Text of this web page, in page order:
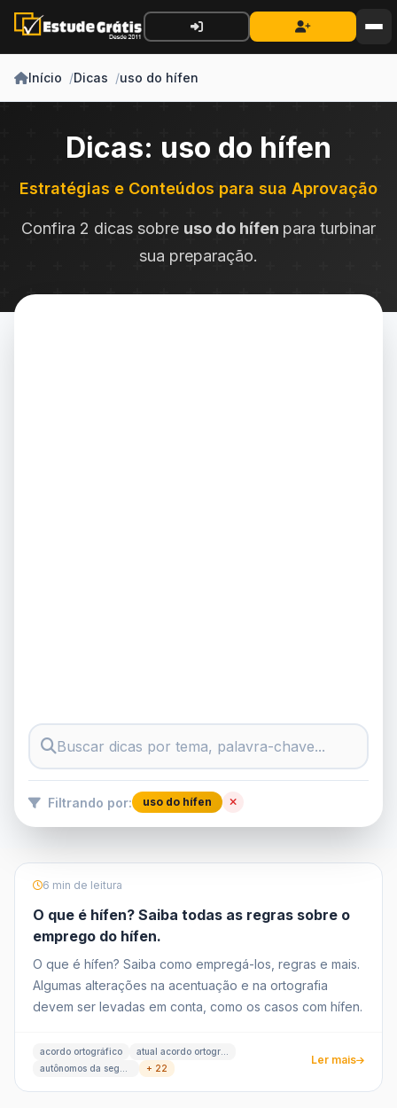
Início Dicas uso do hífen
Dicas: uso do hífen
Estratégias e Conteúdos para sua Aprovação
Confira 2 dicas sobre uso do hífen para turbinar
sua preparação.
Filtrando por: uso do hífen
6 min de leitura
O que é hífen? Saiba todas as regras sobre o
emprego do hífen.
O que é hífen? Saiba como empregá-los, regras e mais.
Algumas alterações na acentuação e na ortografia
devem ser levadas em conta, como os casos com hífen.
acordo ortográfico
+ 22
Ler mais